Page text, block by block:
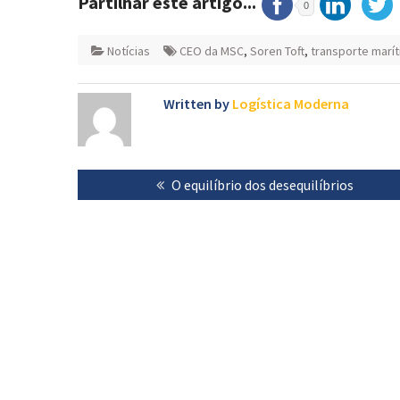
0
Notícias CEO da MSC, Soren Toft, transporte
Written by Logística Moderna
Navegação
de
Previous
post:
O equilíbrio dos desequilíbrios